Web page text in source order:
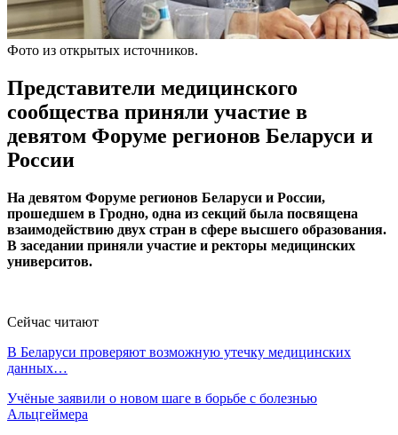
Фото из открытых источников.
Представители медицинского
сообщества приняли участие в
девятом Форуме регионов Беларуси и
России
На девятом Форуме регионов Беларуси и России,
прошедшем в Гродно, одна из секций была посвящена
взаимодействию двух стран в сфере высшего образования.
В заседании приняли участие и ректоры медицинских
университов.
Сейчас читают
В Беларуси проверяют возможную утечку медицинских
данных…
Учёные заявили о новом шаге в борьбе с болезнью
Альцгеймера